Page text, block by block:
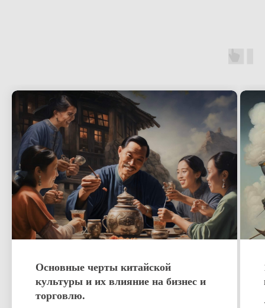
Основные черты китайской
культуры и их влияние на бизнес и
торговлю.